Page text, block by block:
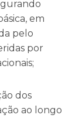
em
pelo
por
dos
ao longo